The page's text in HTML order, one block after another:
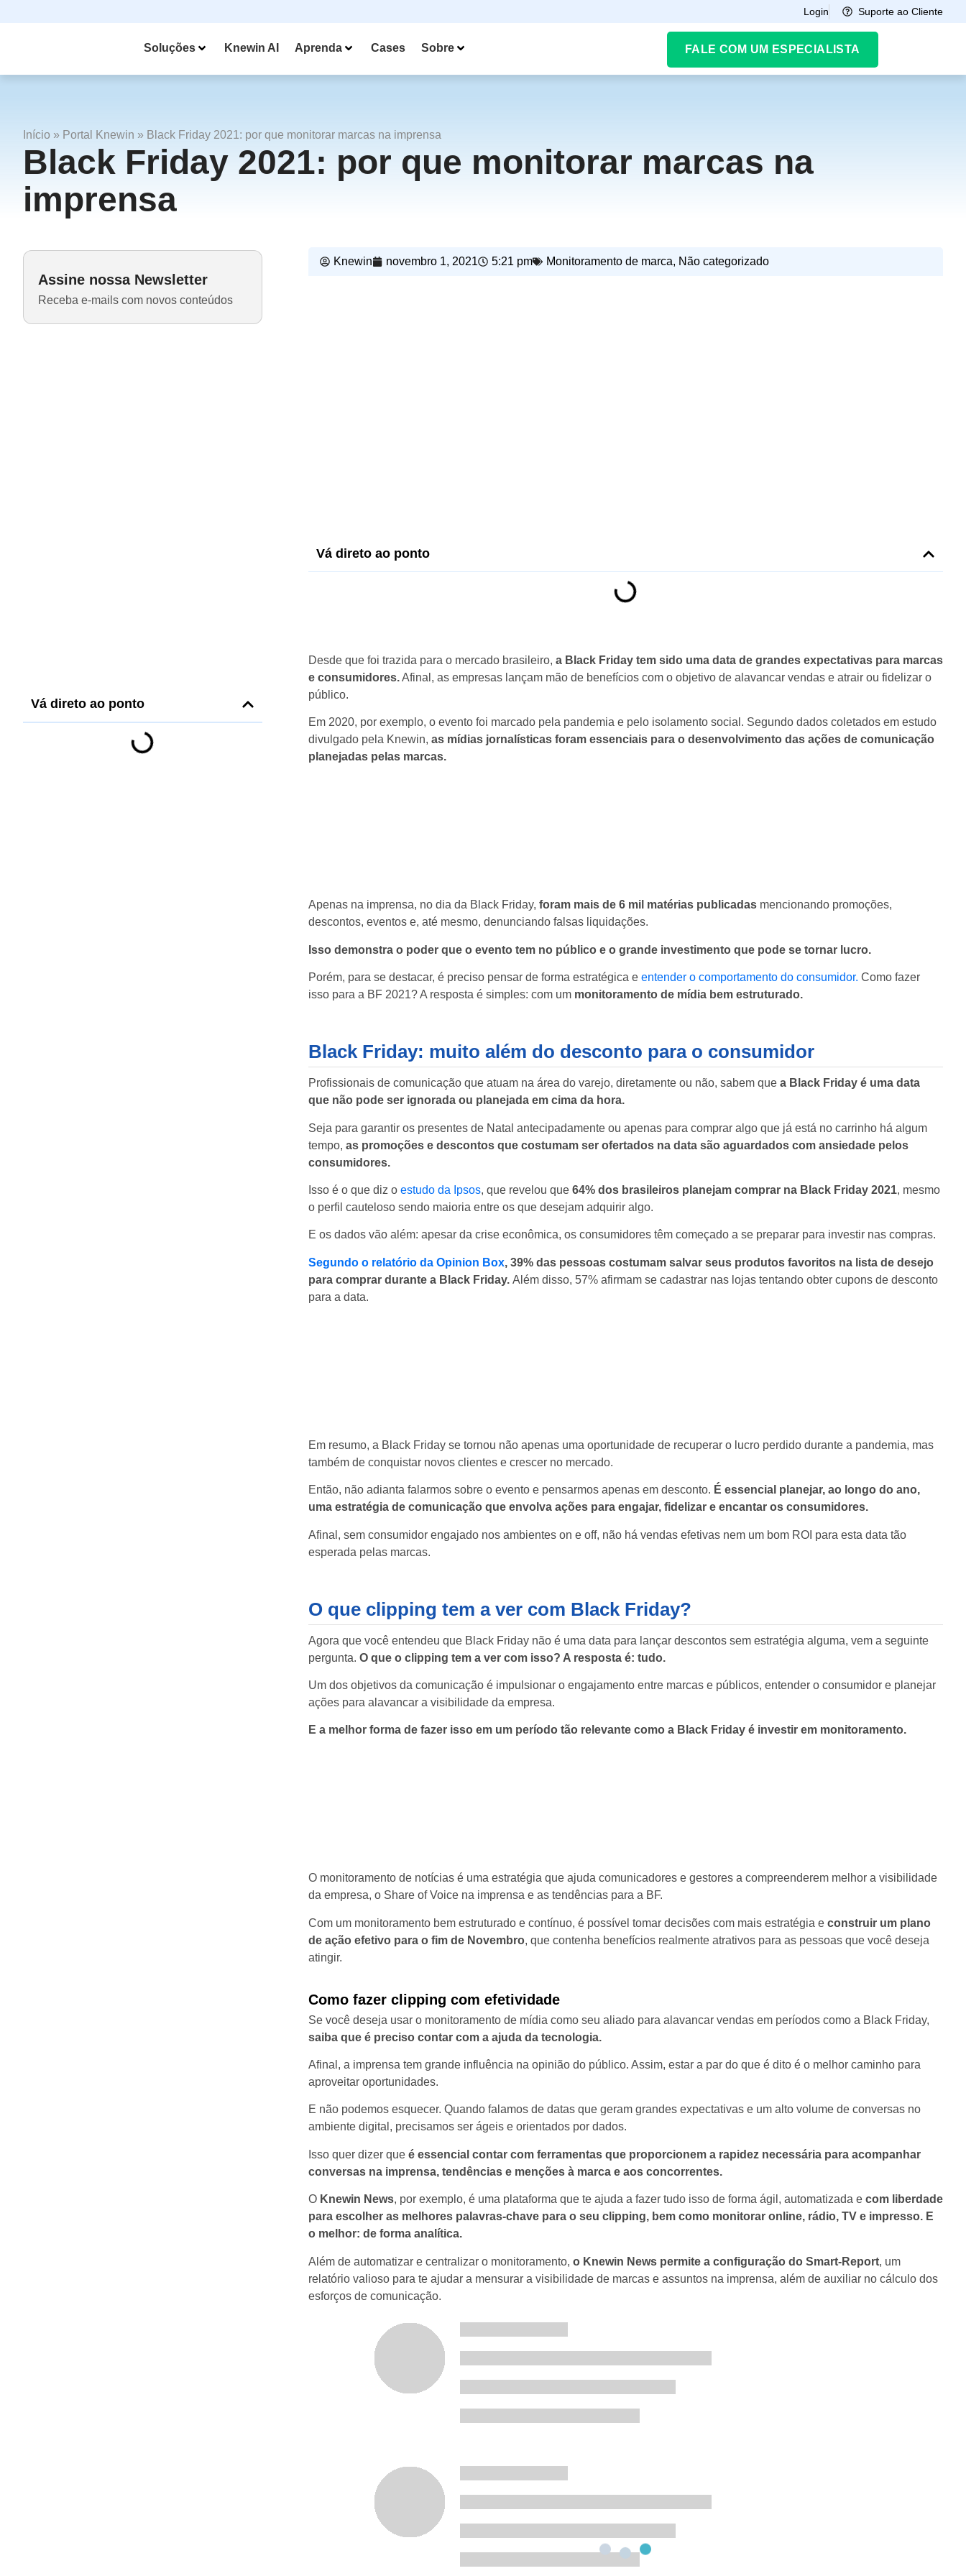
Login Suporte ao Cliente
Soluções Knewin AI Aprenda Cases Sobre FALE COM UM ESPECIALISTA
Início » Portal Knewin » Black Friday 2021: por que monitorar marcas na imprensa
Black Friday 2021: por que monitorar marcas na
imprensa
Assine nossa Newsletter
Receba e-mails com novos conteúdos
Vá direto ao ponto
Knewin novembro 1, 2021 5:21 pm Monitoramento de marca, Não categorizado
Vá direto ao ponto
Desde que foi trazida para o mercado brasileiro, a Black Friday tem sido uma data de grandes expectativas para marcas
e consumidores.Afinal, as empresas lançam mão de benefícios com o objetivo de alavancar vendas e atrair ou fidelizar o
público.
Em 2020, por exemplo, o evento foi marcado pela pandemia e pelo isolamento social. Segundo dados coletados em estudo
divulgado pela Knewin, as mídias jornalísticas foram essenciais para o desenvolvimento das ações de comunicação
planejadas pelas marcas.
Apenas na imprensa, no dia da Black Friday, foram mais de 6 mil matérias publicadasmencionando promoções,
descontos, eventos e, até mesmo, denunciando falsas liquidações.
Isso demonstra o poder que o evento tem no público e o grande investimento que pode se tornar lucro.
Porém, para se destacar, é preciso pensar de forma estratégica e entender o comportamento do consumidor. Como fazer
isso para a BF 2021? A resposta é simples: com ummonitoramento de mídia bem estruturado.
Black Friday: muito além do desconto para o consumidor
Profissionais de comunicação que atuam na área do varejo, diretamente ou não, sabem que a Black Friday é uma data
que não pode ser ignorada ou planejada em cima da hora.
Seja para garantir os presentes de Natal antecipadamente ou apenas para comprar algo que já está no carrinho há algum
tempo, as promoções e descontos que costumam ser ofertados na data são aguardados com ansiedade pelos
consumidores.
Isso é o que diz oestudo da Ipsos, que revelou que64% dos brasileiros planejam comprar na Black Friday 2021, mesmo
o perfil cauteloso sendo maioria entre os que desejam adquirir algo.
E os dados vão além: apesar da crise econômica, os consumidores têm começado a se preparar para investir nas compras.
Segundo o relatório da Opinion Box, 39% das pessoas costumam salvar seus produtos favoritos na lista de desejo
para comprar durante a Black Friday. Além disso, 57% afirmam se cadastrar nas lojas tentando obter cupons de desconto
para a data.
Em resumo, a Black Friday se tornou não apenas uma oportunidade de recuperar o lucro perdido durante a pandemia, mas
também de conquistar novos clientes e crescer no mercado.
Então, não adianta falarmos sobre o evento e pensarmos apenas em desconto. É essencial planejar, ao longo do ano,
uma estratégia de comunicação que envolva ações para engajar, fidelizar e encantar os consumidores.
Afinal, sem consumidor engajado nos ambientes on e off, não há vendas efetivas nem um bom ROI para esta data tão
esperada pelas marcas.
O que clipping tem a ver com Black Friday?
Agora que você entendeu que Black Friday não é uma data para lançar descontos sem estratégia alguma, vem a seguinte
pergunta. O que o clipping tem a ver com isso? A resposta é: tudo.
Um dos objetivos da comunicação é impulsionar o engajamento entre marcas e públicos, entender o consumidor e planejar
ações para alavancar a visibilidade da empresa.
E a melhor forma de fazer isso em um período tão relevante como a Black Friday é investir em monitoramento.
O monitoramento de notícias é uma estratégia que ajuda comunicadores e gestores a compreenderem melhor a visibilidade
da empresa, o Share of Voice na imprensa e as tendências para a BF.
Com um monitoramento bem estruturado e contínuo, é possível tomar decisões com mais estratégia e construir um plano
de ação efetivo para o fim de Novembro, que contenha benefícios realmente atrativos para as pessoas que você deseja
atingir.
Como fazer clipping com efetividade
Se você deseja usar o monitoramento de mídia como seu aliado para alavancar vendas em períodos como a Black Friday,
saiba que é preciso contar com a ajuda da tecnologia.
Afinal, a imprensa tem grande influência na opinião do público. Assim, estar a par do que é dito é o melhor caminho para
aproveitar oportunidades.
E não podemos esquecer. Quando falamos de datas que geram grandes expectativas e um alto volume de conversas no
ambiente digital, precisamos ser ágeis e orientados por dados.
Isso quer dizer que é essencial contar com ferramentas que proporcionem a rapidez necessária para acompanhar
conversas na imprensa, tendências e menções à marca e aos concorrentes.
O Knewin News, por exemplo, é uma plataforma que te ajuda a fazer tudo isso de forma ágil, automatizada e com liberdade
para escolher as melhores palavras-chave para o seu clipping, bem como monitorar online, rádio, TV e impresso. E
o melhor: de forma analítica.
Além de automatizar e centralizar o monitoramento, o Knewin News permite a configuração do Smart-Report, um
relatório valioso para te ajudar a mensurar a visibilidade de marcas e assuntos na imprensa, além de auxiliar no cálculo dos
esforços de comunicação.